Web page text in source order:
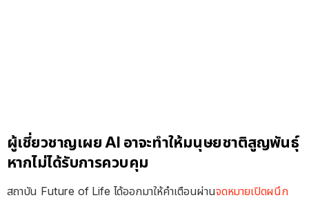
ผู้เชี่ยวชาญเผย AI อาจะทำให้มนุษยชาติสูญพันธุ์
หากไม่ได้รับการควบคุม
สถาบัน Future of Life ได้ออกมาให้คำเตือนผ่านจดหมายเปิดผนึก